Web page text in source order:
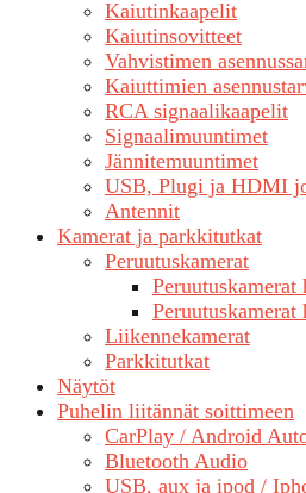
Kaiutinkaapelit
Kaiutinsovitteet
Vahvistimen
Kaiuttimien
RCA signaalikaapelit
Signaalimuuntimet
Jännitemuuntimet
USB, Plugi ja HDMI
Antennit
Kamerat ja parkkitutkat
Peruutuskamerat
Liikennekamerat
Parkkitutkat
Näytöt
Puhelin liitännät soittimeen
CarPlay / Android
Bluetooth Audio
USB, aux ja ipod /